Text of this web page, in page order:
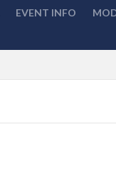
EVENT INFO